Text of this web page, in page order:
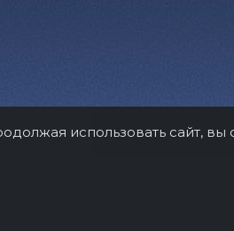
использовать сайт, вы